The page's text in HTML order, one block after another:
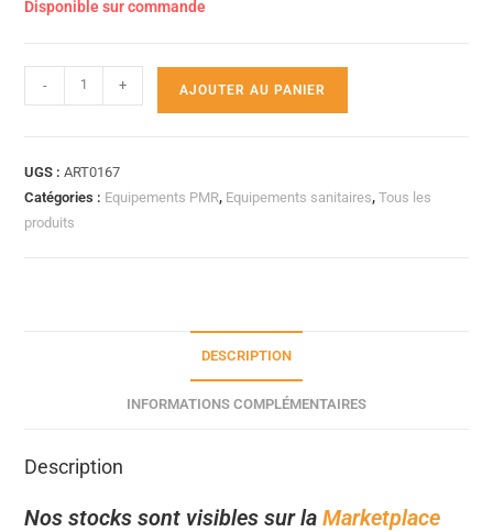
Disponible sur commande
- + AJOUTER AU PANIER
UGS :ART0167
Catégories : Equipements PMR, Equipements sanitaires,Tous les
produits
DESCRIPTION
INFORMATIONS COMPLÉMENTAIRES
Description
Nos stocks sont visibles sur laMarketplace